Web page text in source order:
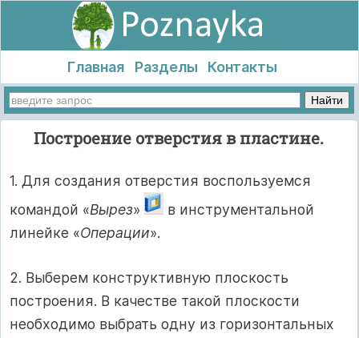
Главная Разделы Контакты
Построение отверстия в пластине.
1. Для создания отверстия воспользуемся
командой «Вырез»
в инструментальной
линейке «Операции».
2. Выберем конструктивную плоскость
построения. В качестве такой плоскости
необходимо выбрать одну из горизонтальных